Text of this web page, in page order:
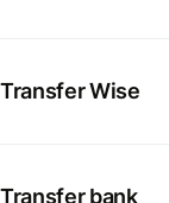
Transfer Wise
Transfer bank